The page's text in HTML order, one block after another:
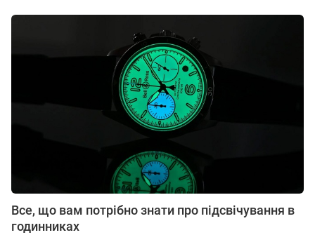
Все, що вам потрібно знати про підсвічування в
годинниках